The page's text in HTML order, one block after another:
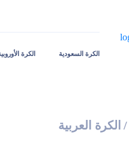
الكرة السعودية الكرة
/ الكرة العربية